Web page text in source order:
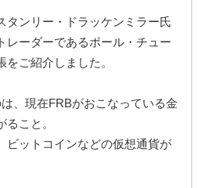
タンリー・ドラッケンミラー氏
レーダーであるポール・チュー
ご紹介しました。
、現在FRBがおこなっている金
こと。
ビットコインなどの仮想通貨が